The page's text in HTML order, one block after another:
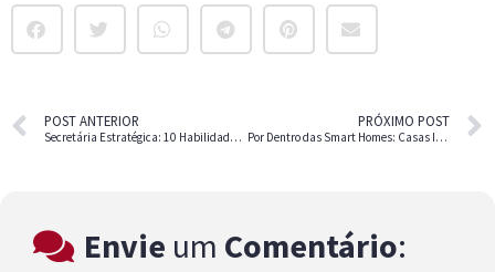
POST ANTERIOR
Secretária Estratégica: 10 Habilidades para se Destacar na Carreira
PRÓXIMO POST
Por Dentro das Smart Homes: Casas Inteligentes e Conectadas
Envie um Comentário: